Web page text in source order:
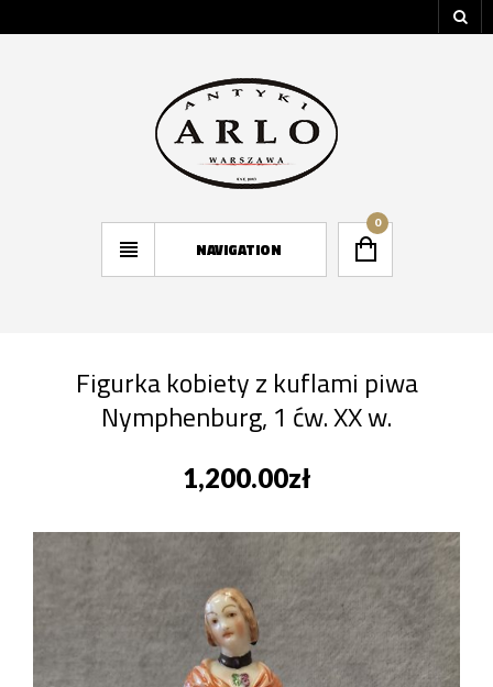
NAVIGATION
0
Figurka kobiety z kuflami piwa
Nymphenburg, 1 ćw. XX w.
1,200.00zł